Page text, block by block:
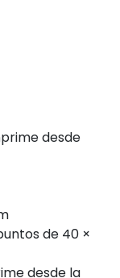
desde
de 40 ×
desde la